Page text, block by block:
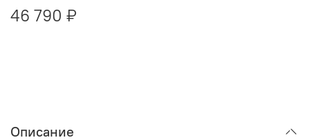
46 790 ₽
Описание